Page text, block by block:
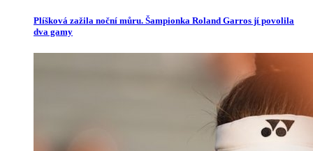
Plíšková zažila noční můru. Šampionka Roland Garros jí povolila
dva gamy